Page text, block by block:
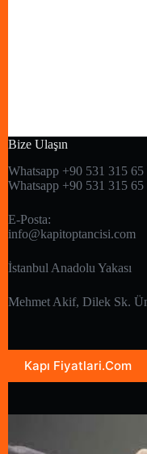
Bize Ulaşın
Whatsapp +90 531 315 65
Whatsapp +90 531 315 65
E-Posta:
info@kapitoptancisi.com
İstanbul Anadolu Yakası
Mehmet Akif, Dilek Sk.
Kapı Fiyatlari.Com